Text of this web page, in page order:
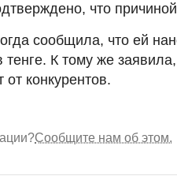
что
сообщила, что ей
К тому же
конкурентов.
Сообщите нам об этом.